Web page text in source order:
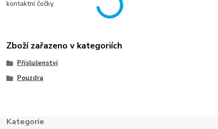
kontaktní čočky.
Zboží zařazeno v kategoriích
Příslušenství
Pouzdra
Kategorie